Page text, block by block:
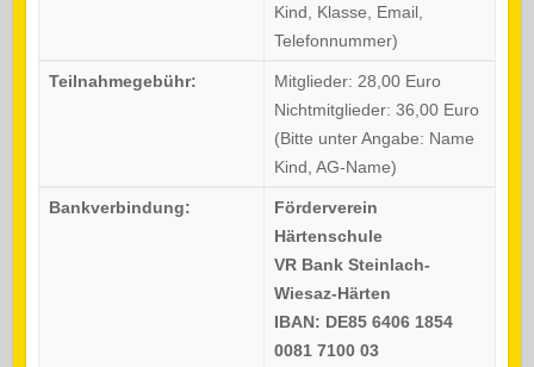
Kind, Klasse, Email,
Telefonnummer)
Teilnahmegebühr:
Mitglieder: 28,00 Euro
Nichtmitglieder: 36,00 Euro
(Bitte unter Angabe: Name
Kind, AG-Name)
Bankverbindung:
Förderverein
Härtenschule
VR Bank Steinlach-
Wiesaz-Härten
IBAN: DE85 6406 1854
0081 7100 03